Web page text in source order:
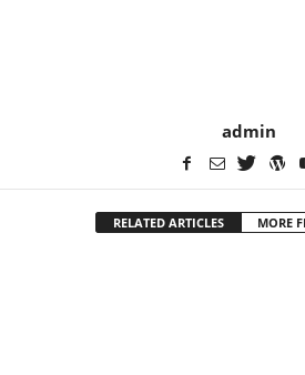
admin
RELATED ARTICLES MORE